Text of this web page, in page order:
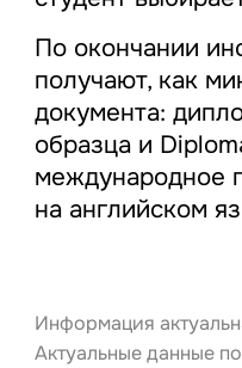
По окончании
получают, как
документа:
образца и
международное
на английском
Информация
Актуальные данные